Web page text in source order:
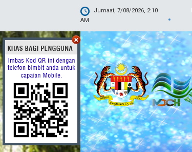
Jumaat, 7/08/2026, 2:10
AM